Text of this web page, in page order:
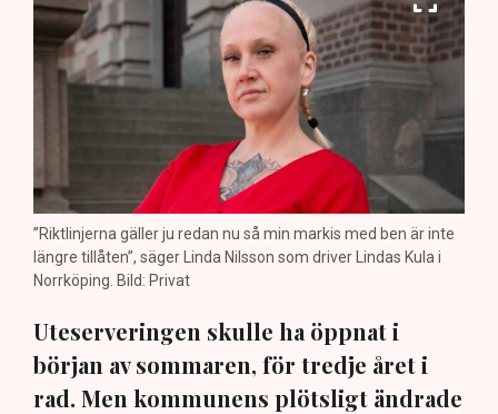
”Riktlinjerna gäller ju redan nu så min markis med ben är inte
längre tillåten”, säger Linda Nilsson som driver Lindas Kula i
Norrköping. Bild: Privat
Uteserveringen skulle ha öppnat i
början av sommaren, för tredje året i
rad. Men kommunens plötsligt ändrade